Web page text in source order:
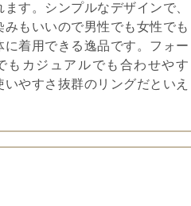
ます。シンプルなデザインで、
みもいいので男性でも女性でも
に着用できる逸品です。フォー
もカジュアルでも合わせやす
いやすさ抜群のリングだといえ